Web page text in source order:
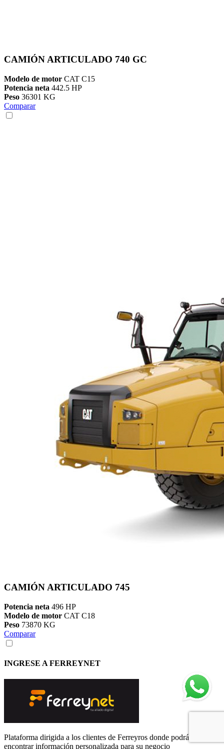
CAMIÓN ARTICULADO 740 GC
Modelo de motor CAT C15
Potencia neta 442.5 HP
Peso 36301 KG
Comparar
CAMIÓN ARTICULADO 745
Potencia neta 496 HP
Modelo de motor CAT C18
Peso 73870 KG
Comparar
INGRESE A FERREYNET
Plataforma dirigida a los clientes de Ferreyros donde podrán
encontrar información personalizada para su negocio